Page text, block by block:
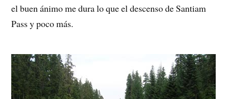
el buen ánimo me dura lo que el descenso de Santiam
Pass y poco más.